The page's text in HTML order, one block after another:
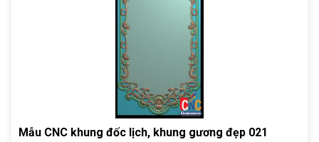
Mẫu CNC khung đốc lịch, khung gương đẹp 021